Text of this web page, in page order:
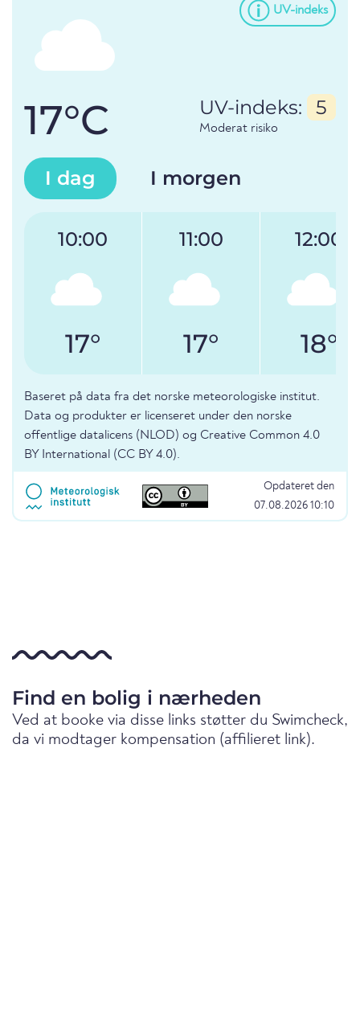
UV-indeks
17°C UV-indeks: 5
Moderat risiko
I dag I morgen
10:00
17°
11:00
17°
12:00
18°
Baseret på data fra det norske meteorologiske institut.
Data og produkter er licenseret under den norske
offentlige datalicens (NLOD) og Creative Common 4.0
BY International (CC BY 4.0).
Opdateret den
07.08.2026 10:10
Find en bolig i nærheden
Ved at booke via disse links støtter du Swimcheck,
da vi modtager kompensation (affilieret link).